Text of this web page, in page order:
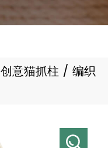
创意猫抓柱 / 编织